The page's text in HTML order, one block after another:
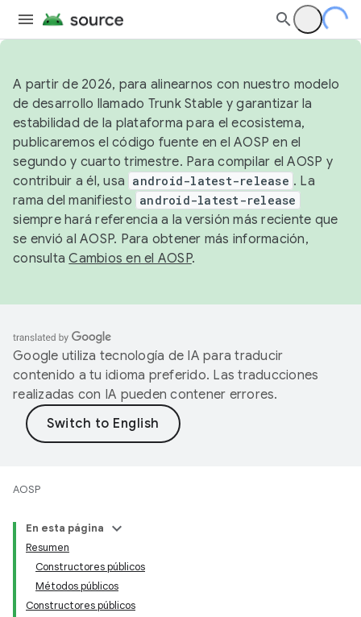
A partir de 2026, para alinearnos con nuestro modelo
de desarrollo llamado Trunk Stable y garantizar la
estabilidad de la plataforma para el ecosistema,
publicaremos el código fuente en el AOSP en el
segundo y cuarto trimestre. Para compilar el AOSP y
contribuir a él, usa android-latest-release . La
rama del manifiesto android-latest-release
siempre hará referencia a la versión más reciente que
se envió al AOSP. Para obtener más información,
consultaCambios en el AOSP.
Google utiliza tecnología de IA para traducir
contenido a tu idioma preferido. Las traducciones
realizadas con IA pueden contener errores.
AOSP
En esta página
Resumen
Constructores públicos
Métodos públicos
Constructores públicos